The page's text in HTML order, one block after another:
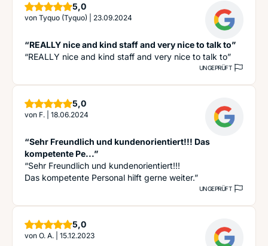
5,0Sterne
von Tyquo (Tyquo) 23.09.2024
“REALLY nice and kind staff and very nice to talk to”
“REALLY nice and kind staff and very nice to talk to”
UNGEPRÜFT
5,0Sterne
von F. 18.06.2024
“Sehr Freundlich und kundenorientiert!!! Das
kompetente Pe...”
“Sehr Freundlich und kundenorientiert!!!
Das kompetente Personal hilft gerne weiter.”
UNGEPRÜFT
5,0Sterne
von O. A. 15.12.2023